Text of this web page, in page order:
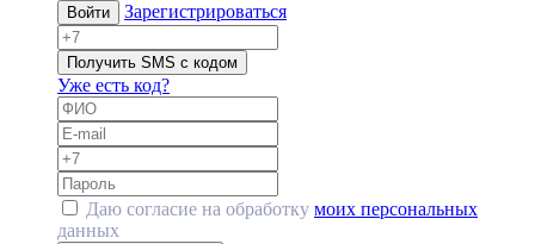
Войти Зарегистрироваться
Получить SMS с кодом
Уже есть код?
Даю согласие на обработку моих персональных
данных